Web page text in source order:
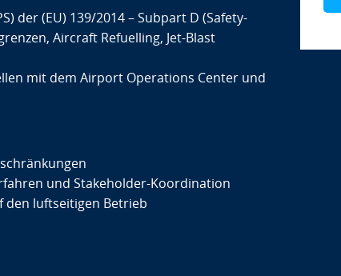
der (EU) 139/2014 – Subpart D (Safety-
Aircraft Refuelling, Jet-Blast
mit dem Airport Operations Center und
und Stakeholder-Koordination
den luftseitigen Betrieb